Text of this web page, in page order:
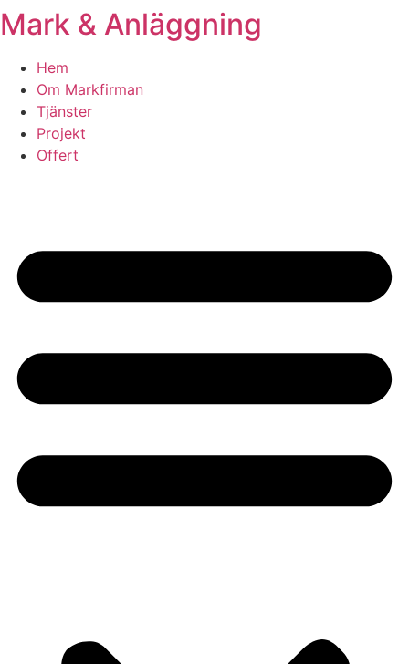
Skip
to
content
Mark & Anläggning
Hem
Om Markfirman
Tjänster
Projekt
Offert